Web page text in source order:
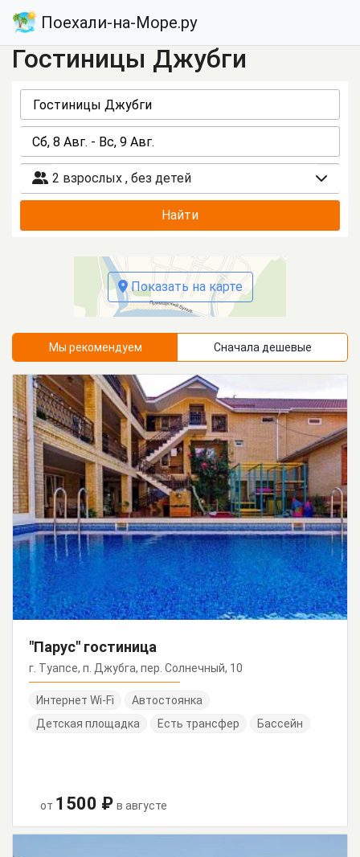
Поехали-на-Море.ру
Гостиницы Джубги
2 взрослых , без детей
Найти
Показать на карте
Мы рекомендуем Сначала дешевые
"Парус" гостиница
г. Туапсе, п. Джубга, пер. Солнечный, 10
Интернет Wi-Fi
Автостоянка
Детская площадка
Есть трансфер Бассейн
от 1500 ₽ в августе